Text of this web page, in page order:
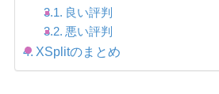
良い評判
悪い評判
XSplitのまとめ